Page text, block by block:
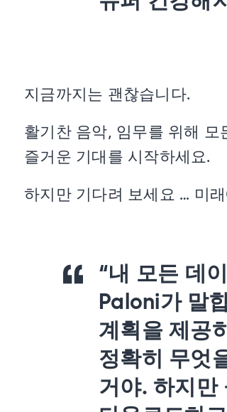
지금까지는 괜찮습니다.
활기찬 음악, 임무를 위해
즐거운 기대를 시작하세요.
하지만 기다려 보세요 … 미
“내 모든 데
Paloni가 말
계획을 제공
정확히 무엇
거야. 하지만